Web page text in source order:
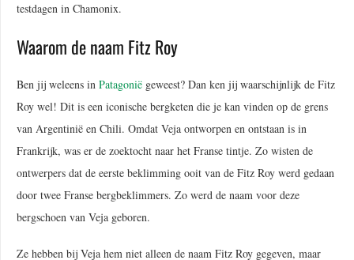
testdagen in Chamonix.
Waarom de naam Fitz Roy
Ben jij weleens in Patagonië geweest? Dan ken jij waarschijnlijk de Fitz
Roy wel! Dit is een iconische bergketen die je kan vinden op de grens
van Argentinië en Chili. Omdat Veja ontworpen en ontstaan is in
Frankrijk, was er de zoektocht naar het Franse tintje. Zo wisten de
ontwerpers dat de eerste beklimming ooit van de Fitz Roy werd gedaan
door twee Franse bergbeklimmers. Zo werd de naam voor deze
bergschoen van Veja geboren.
Ze hebben bij Veja hem niet alleen de naam Fitz Roy gegeven, maar